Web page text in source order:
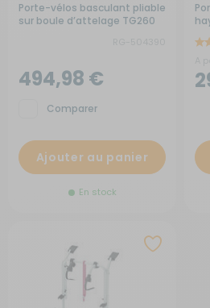
Porte-vélos basculant pliable
sur boule d’attelage TG260
494,98 €
Comparer
Ajouter au panier
En stock